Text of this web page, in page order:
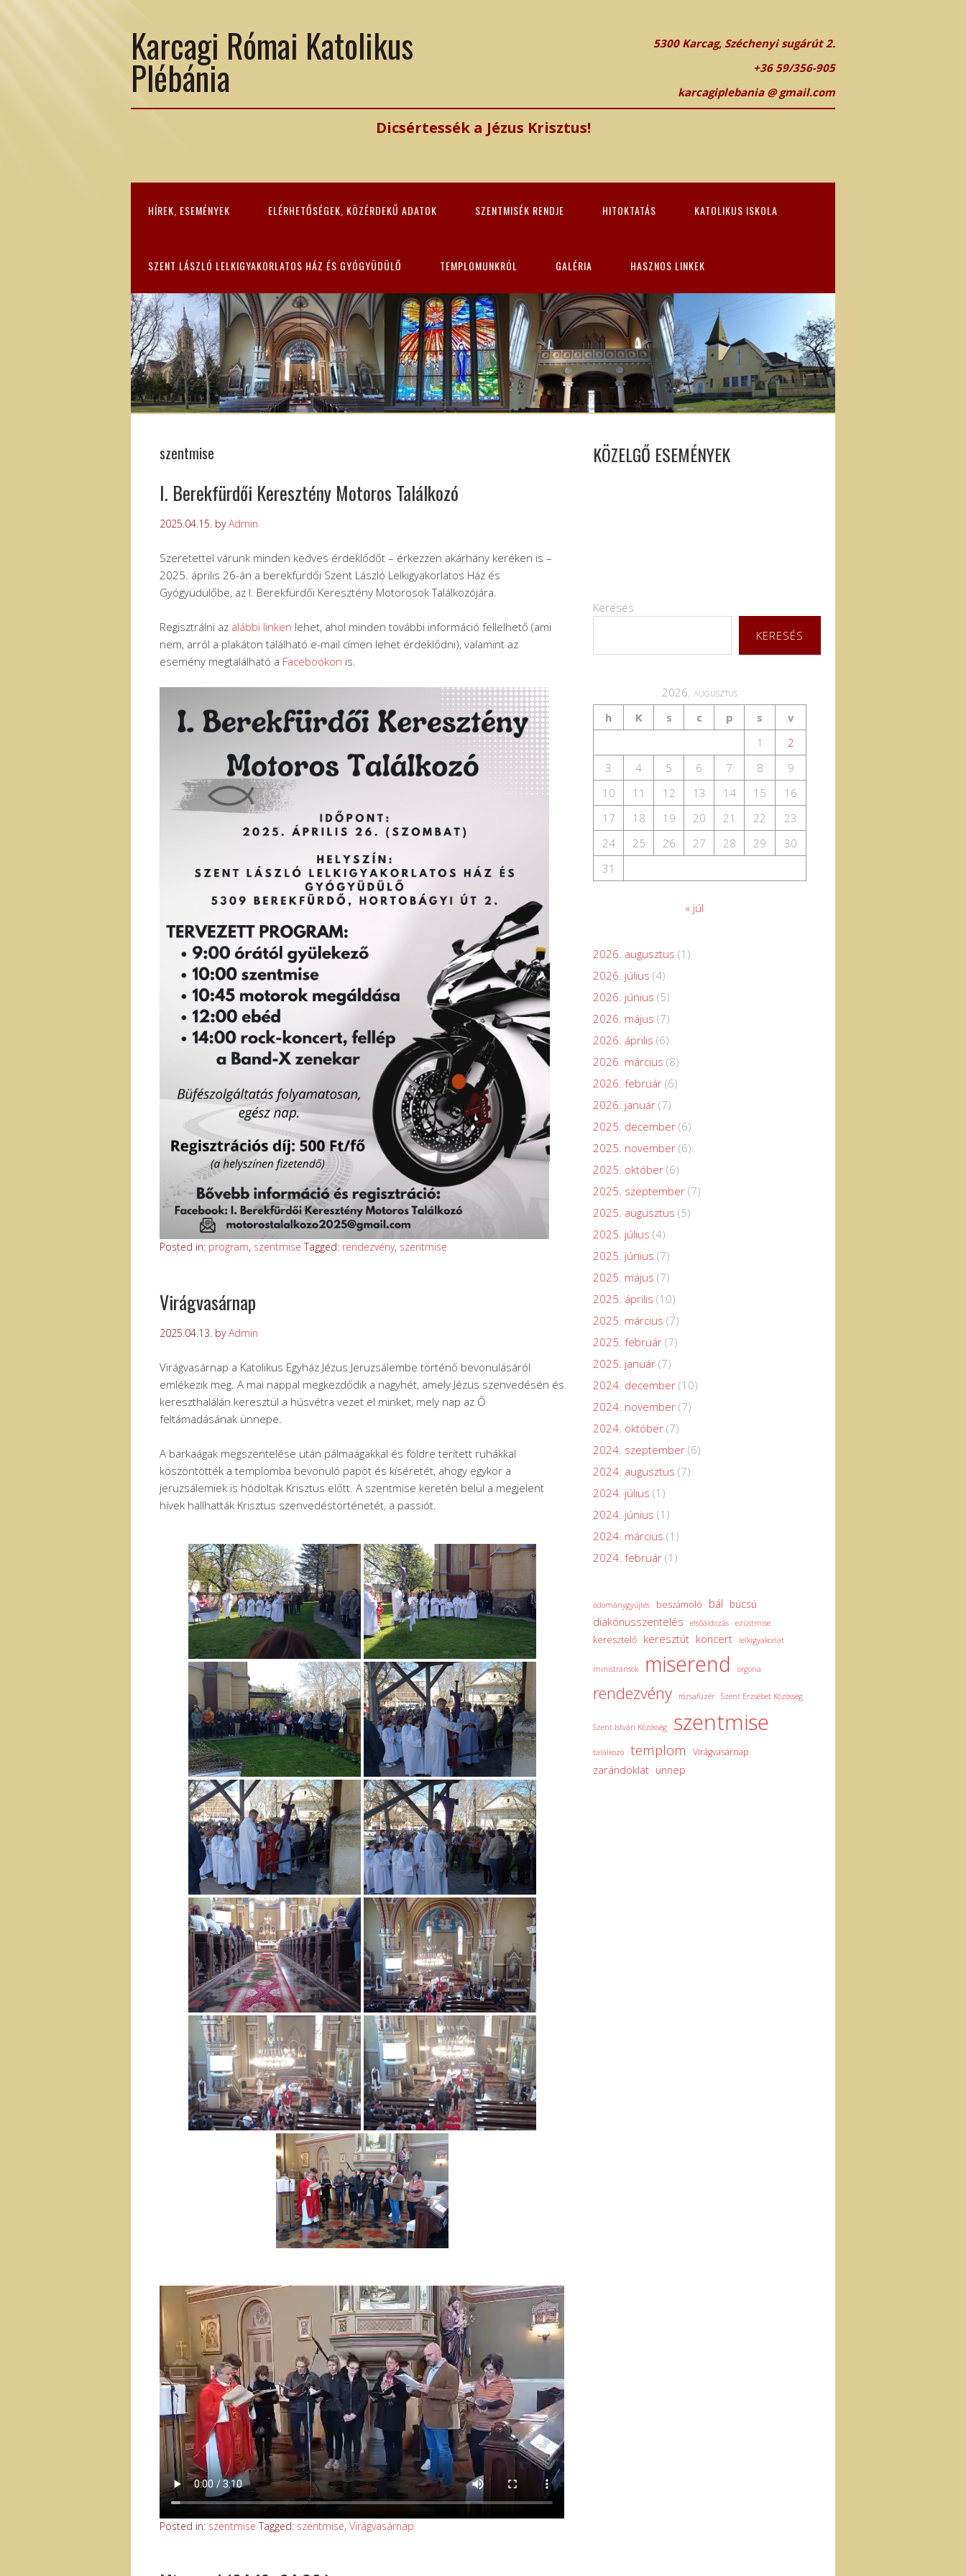
Karcagi Római Katolikus
Plébánia
5300 Karcag, Széchenyi sugárút 2.
+36 59/356-905
karcagiplebania @ gmail.com
Dicsértessék a Jézus Krisztus!
HÍREK, ESEMÉNYEK ELÉRHETŐSÉGEK, KÖZÉRDEKŰ ADATOK SZENTMISÉK RENDJE HITOKTATÁS KATOLIKUS ISKOLA
SZENT LÁSZLÓ LELKIGYAKORLATOS HÁZ ÉS GYÓGYÜDÜLŐ TEMPLOMUNKRÓL GALÉRIA HASZNOS LINKEK
szentmise
I. Berekfürdői Keresztény Motoros Találkozó
2025.04.15. byAdmin
Szeretettel várunk minden kedves érdeklődőt – érkezzen akárhány keréken is –
2025. április 26-án a berekfürdői Szent László Lelkigyakorlatos Ház és
Gyógyüdülőbe, az I. Berekfürdői Keresztény Motorosok Találkozójára.
Regisztrálni az alábbi linken lehet, ahol minden további információ fellelhető (ami
nem, arról a plakáton található e-mail címen lehet érdeklődni), valamint az
esemény megtalálható a Facebookon is.
Posted in: program, szentmise Tagged: rendezvény, szentmise
Virágvasárnap
2025.04.13. byAdmin
Virágvasárnap a Katolikus Egyház Jézus Jeruzsálembe történő bevonulásáról
emlékezik meg. A mai nappal megkezdődik a nagyhét, amely Jézus szenvedésén és
kereszthalálán keresztül a húsvétra vezet el minket, mely nap az Ő
feltámadásának ünnepe.
A barkaágak megszentelése után pálmaágakkal és földre terített ruhákkal
köszöntötték a templomba bevonuló papot és kíséretét, ahogy egykor a
jeruzsálemiek is hódoltak Krisztus előtt. A szentmise keretén belül a megjelent
hívek hallhatták Krisztus szenvedéstörténetét, a passiót.
Posted in: szentmise Tagged: szentmise, Virágvasárnap
KÖZELGŐ ESEMÉNYEK
Keresés
KERESÉS
2026. augusztus
h
K s c p s
v
1
2
3
4 5 6 7 8
9
10
11 12 13 14 15
16
17
18 19 20 21 22
23
24
25 26 27 28 29
30
31
« júl
2026. augusztus (1)
2026. július (4)
2026. június (5)
2026. május (7)
2026. április (6)
2026. március (8)
2026. február (6)
2026. január (7)
2025. december (6)
2025. november (6)
2025. október (6)
2025. szeptember (7)
2025. augusztus (5)
2025. július (4)
2025. június (7)
2025. május (7)
2025. április (10)
2025. március (7)
2025. február (7)
2025. január (7)
2024. december (10)
2024. november (7)
2024. október (7)
2024. szeptember (6)
2024. augusztus (7)
2024. július (1)
2024. június (1)
2024. március (1)
2024. február (1)
adománygyűjtés beszámoló bál búcsú
diakónusszentelés elsőáldozás ezüstmise
keresztelő keresztút koncert lelkigyakorlat
ministránsok miserend orgona
rendezvény rózsafüzér Szent Erzsébet Közösség
Szent István Közösség szentmise
találkozó templom Virágvasárnap
zarándoklat ünnep